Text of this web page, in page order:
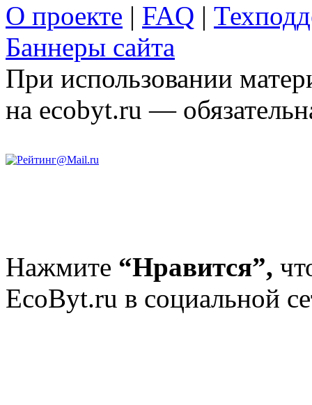
О проекте | FAQ |
Баннеры сайта
При использовании
на ecobyt.ru —
Нажмите “Нравится”,
EcoByt.ru в социальной